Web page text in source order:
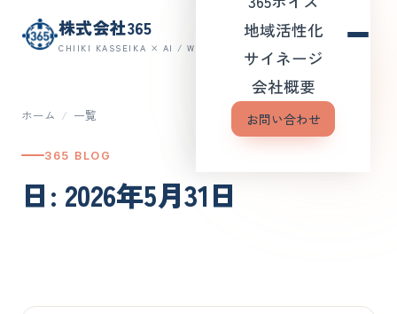
株式会社365
CHIIKI KASSEIKA × AI / WEB
地域活性化
サイネージ
会社概要
お問い合わせ
ホーム / 一覧
365 BLOG
日: 2026年5月31日